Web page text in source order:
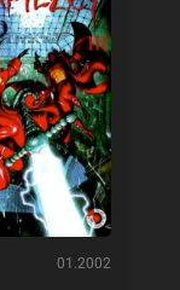
01.2002